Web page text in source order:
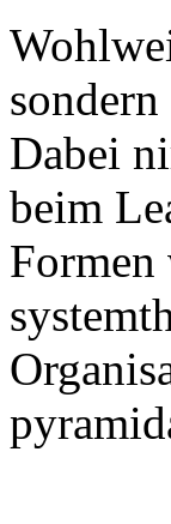
Dabei
beim
Formen